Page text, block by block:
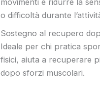
o difficoltà durante
Sostegno al recupero
Ideale per chi pratica
fisici, aiuta a recuperare
dopo sforzi muscolari.